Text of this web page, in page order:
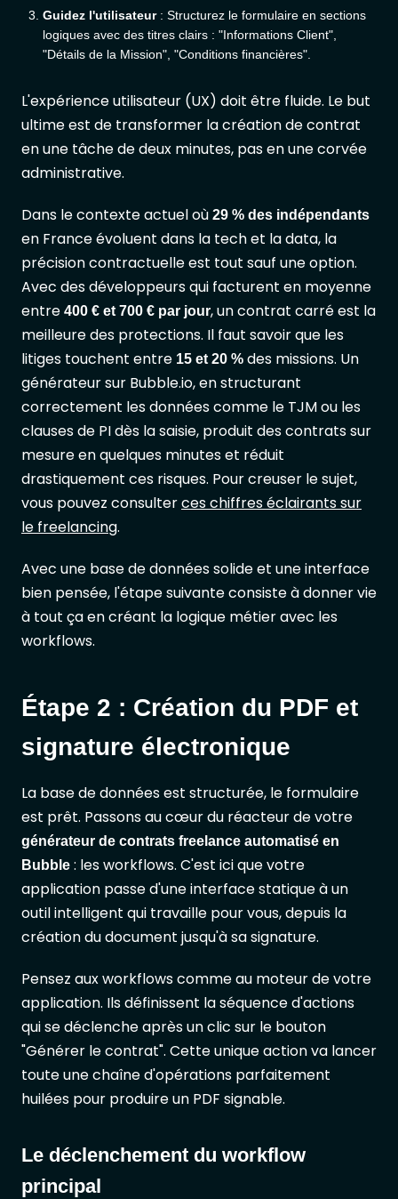
Guidez l'utilisateur: Structurez le formulaire en sections
logiques avec des titres clairs : "Informations Client",
"Détails de la Mission", "Conditions financières".
L'expérience utilisateur (UX) doit être fluide. Le but
ultime est de transformer la création de contrat
en une tâche de deux minutes, pas en une corvée
administrative.
Dans le contexte actuel où 29 % des indépendants
en France évoluent dans la tech et la data, la
précision contractuelle est tout sauf une option.
Avec des développeurs qui facturent en moyenne
entre 400 € et 700 € par jour, un contrat carré est la
meilleure des protections. Il faut savoir que les
litiges touchent entre 15 et 20 % des missions. Un
générateur sur Bubble.io, en structurant
correctement les données comme le TJM ou les
clauses de PI dès la saisie, produit des contrats sur
mesure en quelques minutes et réduit
drastiquement ces risques. Pour creuser le sujet,
vous pouvez consulterces chiffres éclairants sur
le freelancing.
Avec une base de données solide et une interface
bien pensée, l'étape suivante consiste à donner vie
à tout ça en créant la logique métier avec les
workflows.
Étape 2 : Création du PDF et
signature électronique
La base de données est structurée, le formulaire
est prêt. Passons au cœur du réacteur de votre
générateur de contrats freelance automatisé en
Bubble : les workflows. C'est ici que votre
application passe d'une interface statique à un
outil intelligent qui travaille pour vous, depuis la
création du document jusqu'à sa signature.
Pensez aux workflows comme au moteur de votre
application. Ils définissent la séquence d'actions
qui se déclenche après un clic sur le bouton
"Générer le contrat". Cette unique action va lancer
toute une chaîne d'opérations parfaitement
huilées pour produire un PDF signable.
Le déclenchement du workflow
principal